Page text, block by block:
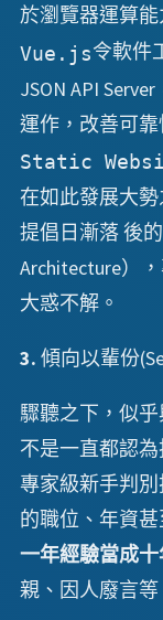
於瀏覽器運算能
Vue.js令軟件
JSON API
運作，改善可
Static
在如此發展大
提倡日漸落 後
Architecture）
大惑不解。
3. 傾向以輩份
驟聽之下，似
不是一直都認
專家級新手判
的職位、年資
一年經驗當成
親、因人廢言等